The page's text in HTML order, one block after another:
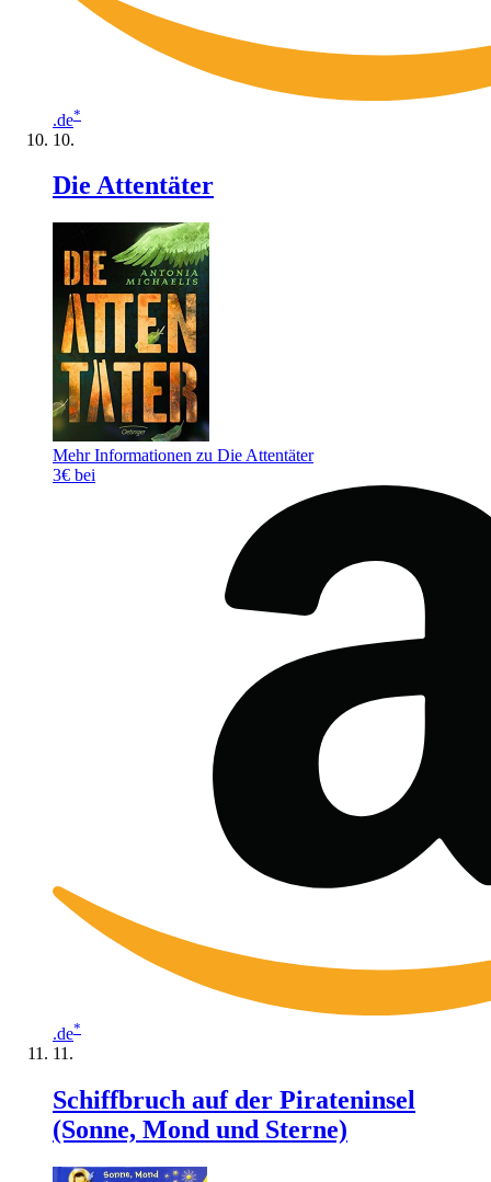
.de*
Die Attentäter
Mehr Informationen zu Die Attentäter
3€ bei
.de*
Schiffbruch auf der Pirateninsel
(Sonne, Mond und Sterne)